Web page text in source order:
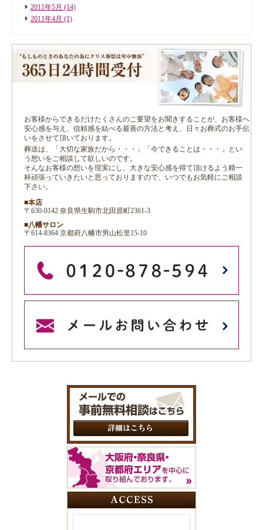
2011年5月 (14)
2011年4月 (1)
お客様からできるだけたくさんのご要望をお聞きすることが、お客様へ
安心感を与え、信頼感を結べる最善の方法と考え、日々お葬式のお手伝
いをさせて頂いております。
葬送は、「大切な家族だから・・・」「今できることは・・・」とい
う想いをご相談して欲しいのです。
そんなお客様の想いを現実にし、大きな安心感を得て頂けるよう精一
杯頑張っていきたいと思っておりますので、いつでもお気軽にご相談
下さい。
■本店
〒630-0142 奈良県生駒市北田原町2361-3
■八幡サロン
〒614-8364 京都府八幡市男山松里15-10